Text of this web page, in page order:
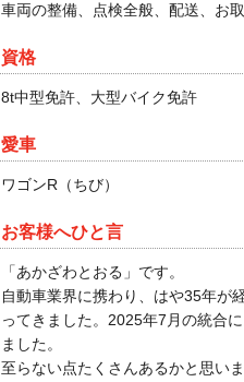
車両の整備、点検全般、配送、お
資格
8t中型免許、大型バイク免許
愛車
ワゴンR（ちび）
お客様へひと言
「あかざわとおる」です。
自動車業界に携わり、はや35年が
ってきました。2025年7月の統合
ました。
至らない点たくさんあるかと思い